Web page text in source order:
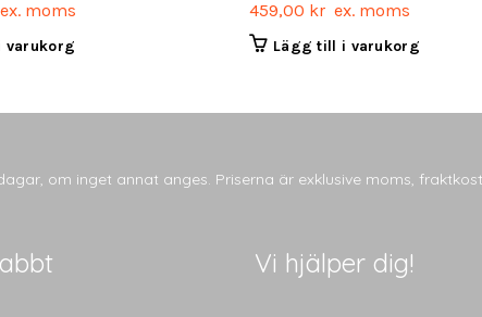
ex. moms
varukorg
459,00 krex. moms
Lägg till i varukorg
om inget annat anges. Priserna är exklusive moms,
Vi hjälper dig!